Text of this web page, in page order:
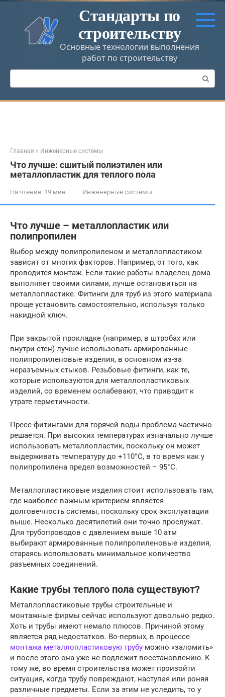
Перейти
контенту
Стандарты по
строительству
Основные технологии выполнения
работ по строительству
Поиск:
Главная » Инженерные системы
Что лучше: сшитый полиэтилен или
металлопластик для теплого пола
На чтение: 19 мин Инженерные системы
Что лучше – металлопластик или
полипропилен
Выбор между полипропиленом и металлопластиком
зависит от многих факторов. Например, от того, как
проводится монтаж. Если такие работы владелец дома
выполняет своими силами, лучше остановиться на
металлопластике. Фитинги для труб из этого материала
проще установить самостоятельно, используя только
накидной ключ.
При закрытой прокладке (например, в штробах или
внутри стен) лучше использовать армированные
полипропиленовые изделия, в основном из-за
неразъемных стыков. Резьбовые фитинги, как те,
которые используются для металлопластиковых
изделий, со временем ослабевают, что приводит к
утрате герметичности.
Пресс-фитингами для горячей воды проблема частично
решается. При высоких температурах изначально лучше
использовать металлопластик, поскольку он может
выдерживать температуру до +110°С, в то время как у
полипропилена предел возможностей – 95°С.
Металлопластиковые изделия стоит использовать там,
где наиболее важным критерием является
долговечность системы, поскольку срок эксплуатации
выше. Несколько десятилетий они точно прослужат.
Для трубопроводов с давлением выше 10 атм
выбирают армированные полипропиленовые изделия,
стараясь использовать минимальное количество
разъемных соединений.
Какие трубы теплого пола существуют?
Металлопластиковые трубы строительные и
монтажные фирмы сейчас используют довольно редко.
Хоть и трубы имеют немало плюсов. Причиной этому
является ряд недостатков. Во-первых, в процессе
монтажа металлопластиковую трубу можно «заломить»
и после этого она уже не подлежит восстановлению. К
тому же, во время строительства может произойти
ситуация, когда трубу повреждают, наступая или роняя
различные предметы. Если за этим не уследить, то у